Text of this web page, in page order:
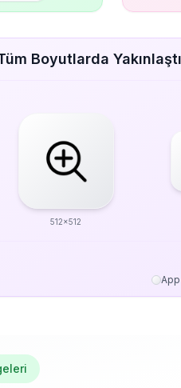
Boyutlarda
512x512